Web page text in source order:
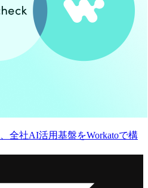
全社AI活用基盤をWorkatoで構